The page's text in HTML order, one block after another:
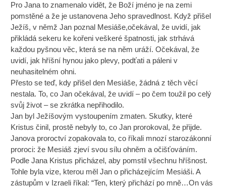
Pro Jana to znamenalo vidět, že Boží jméno je na zemi
pomstěné a že je ustanovena Jeho spravedlnost. Když přišel
Ježíš, v němž Jan poznal Mesiáše,očekával, že uvidí, jak
přikládá sekeru ke kořeni veškeré špatnosti, jak strhává
každou pyšnou věc, která se na něm uráží. Očekával, že
uvidí, jak hříšní hynou jako plevy, podťati a páleni v
neuhasitelném ohni.
Přesto se teď, kdy přišel den Mesiáše, žádná z těch věcí
nestala. To, co Jan očekával, že uvidí – po čem toužil po celý
svůj život – se zkrátka nepřihodilo.
Jan byl Ježíšovým vystoupením zmaten. Skutky, které
Kristus činil, prostě nebyly to, co Jan prorokoval, že přijde.
Janova proroctví zopakovala to, co říkali mnozí starozákonní
proroci: že Mesiáš zjeví svou sílu ohněm a očišťováním.
Podle Jana Kristus přicházel, aby pomstil všechnu hříšnost.
Tohle byla vize, kterou měl Jan o přicházejícím Mesiáši. A
zástupům v Izraeli říkal: “Ten, který přichází po mně…On vás